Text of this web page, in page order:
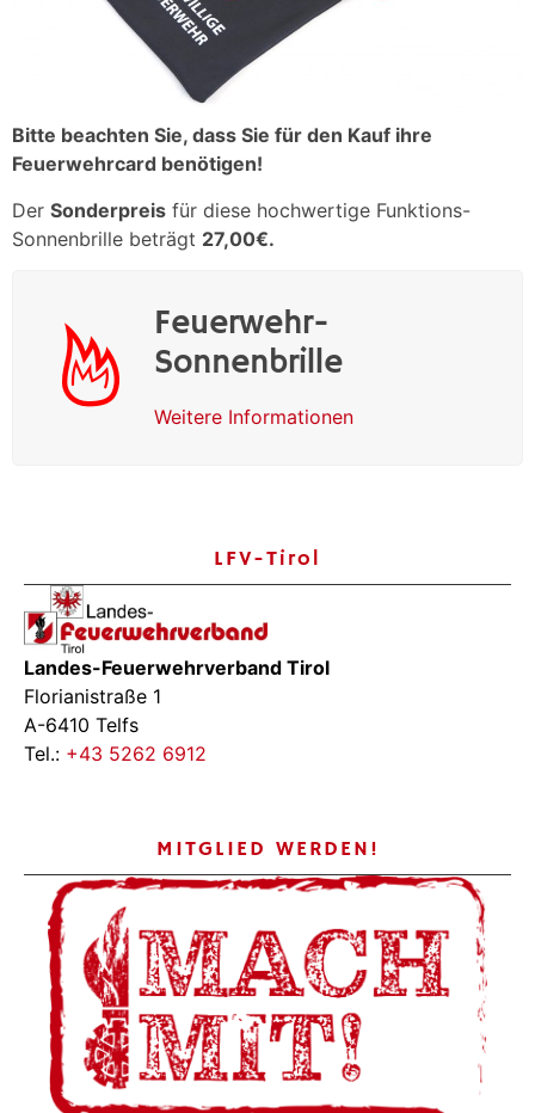
Bitte beachten Sie, dass Sie für den Kauf ihre
Feuerwehrcard benötigen!
Der Sonderpreis für diese hochwertige Funktions-
Sonnenbrille beträgt 27,00€.
Feuerwehr-
Sonnenbrille
Weitere Informationen
LFV-Tirol
Landes-Feuerwehrverband Tirol
Florianistraße 1
A-6410 Telfs
Tel.: +43 5262 6912
MITGLIED WERDEN!